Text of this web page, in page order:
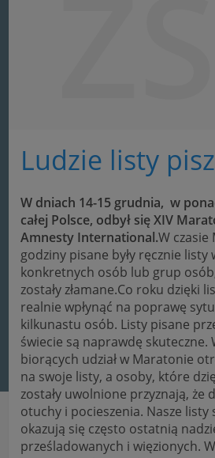
Ludzie listy
W dniach 14-15 grudnia, w
całej Polsce, odbył się XIV
Amnesty International.W
godziny pisane były ręcznie listy
konkretnych osób lub grup
zostały złamane.Co roku dzięki
realnie wpłynąć na poprawę
kilkunastu osób. Listy pisane
świecie są naprawdę skuteczne.
biorących udział w Maratonie
na swoje listy, a osoby, które
zostały uwolnione przyznają, że
otuchy i pocieszenia. Nasze listy
okazują się często ostatnią
prześladowanych i więzionych.